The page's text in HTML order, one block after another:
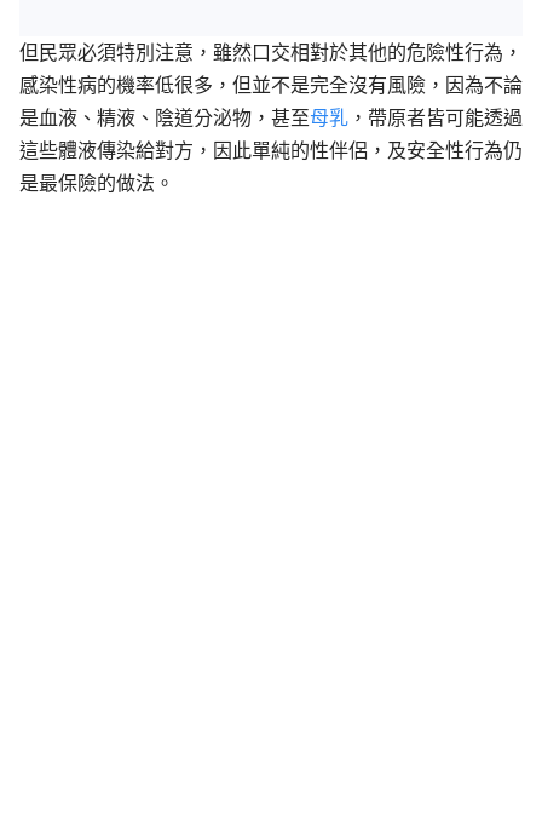
但民眾必須特別注意，雖然口交相對於其他的危險性行為，
感染性病的機率低很多，但並不是完全沒有風險，因為不論
是血液、精液、陰道分泌物，甚至母乳 ，帶原者皆可能透過
這些體液傳染給對方，因此單純的性伴侶，及安全性行為仍
是最保險的做法。